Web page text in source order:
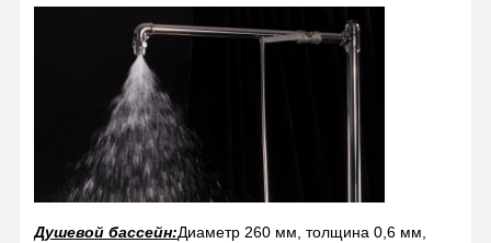
Душевой бассейн:Диаметр 260 мм, толщина 0,6 мм,